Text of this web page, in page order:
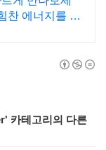
찬 에너지를 채
' 카테고리의 다른